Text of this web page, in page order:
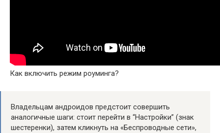
Как включить режим роуминга?
Владельцам андроидов предстоит совершить
аналогичные шаги: стоит перейти в “Настройки” (знак
шестеренки), затем кликнуть на «Беспроводные сети»,